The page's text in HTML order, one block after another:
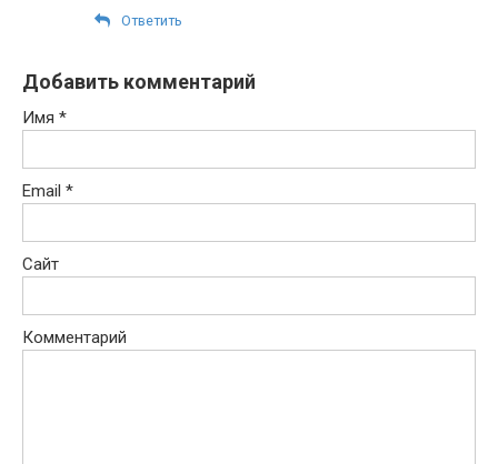
Ответить
Добавить комментарий
Имя *
Email *
Сайт
Комментарий